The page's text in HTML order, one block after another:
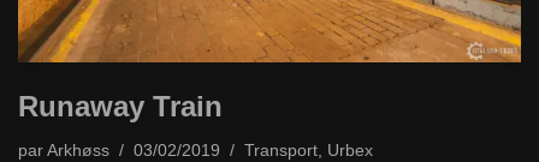
Runaway Train
par Arkhøss 03/02/2019 Transport, Urbex